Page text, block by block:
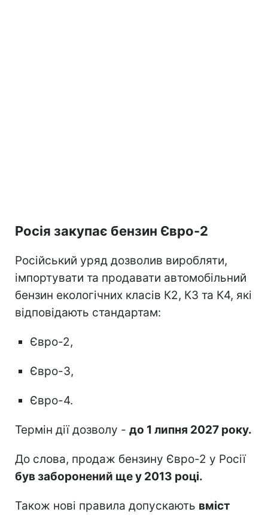
Росія закупає бензин Євро-2
Російський уряд дозволив виробляти,
імпортувати та продавати автомобільний
бензин екологічних класів К2, К3 та К4, які
відповідають стандартам:
Євро-2,
Євро-3,
Євро-4.
Термін дії дозволу - до 1 липня 2027 року.
До слова, продаж бензину Євро-2 у Росії
був заборонений ще у 2013 році.
Також нові правила допускають вміст